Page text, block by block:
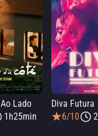
Lado
1h25min
Diva Futura
6/10